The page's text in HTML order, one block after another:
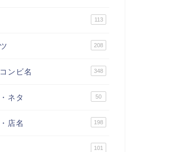
113
208
ンビ名 348
ネタ 50
店名 198
101